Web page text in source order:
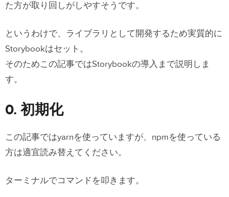
た方が取り回しがしやすそうです。
というわけで、ライブラリとして開発するため実質的に
Storybookはセット。
そのためこの記事ではStorybookの導入まで説明しま
す。
0. 初期化
この記事ではyarnを使っていますが、npmを使っている
方は適宜読み替えてください。
ターミナルでコマンドを叩きます。